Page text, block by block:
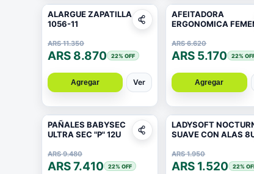
ALARGUE ZAPATILLA
1056-11
ARS 11.350
ARS 8.870 22% OFF
Agregar Ver
AFEITADORA
ERGONOMICA
ARS 6.620
ARS 5.170 22%
Agregar
PAÑALES BABYSEC
ULTRA SEC "P" 12U
ARS 9.480
ARS 7.410 22% OFF
LADYSOFT
SUAVE CON ALAS
ARS 1.950
ARS 1.520 22%